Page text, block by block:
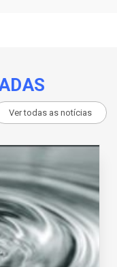
Ver todas as notícias